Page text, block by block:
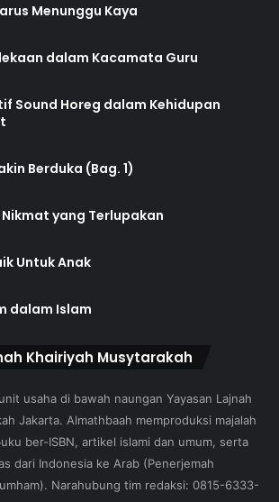
Menunggu Kaya
dalam Kacamata Guru
Sound Horeg dalam Kehidupan
Berduka (Bag. 1)
yang Terlupakan
Untuk Anak
dalam Islam
Khairiyah Musytarakah
usaha di bawah naungan Yayasan Lajnah
Jakarta. Almathbaah memproduksi majalah
ber-ISBN, artikel islami dan umum, serta
dari Indonesia ke Arab (Penerjemah
Narahubung tim redaksi: 0815-6333-